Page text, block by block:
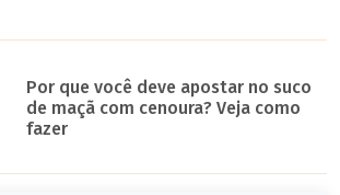
Por que você deve apostar no suco
de maçã com cenoura? Veja como
fazer